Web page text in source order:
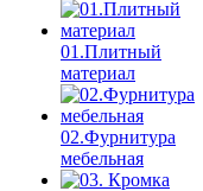
01.Плитный
материал
02.Фурнитура
мебельная